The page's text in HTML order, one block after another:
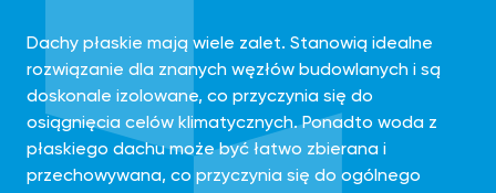
Dachy płaskie mają wiele zalet. Stanowią idealne
rozwiązanie dla znanych węzłów budowlanych i są
doskonale izolowane, co przyczynia się do
osiągnięcia celów klimatycznych. Ponadto woda z
płaskiego dachu może być łatwo zbierana i
przechowywana, co przyczynia się do ogólnego